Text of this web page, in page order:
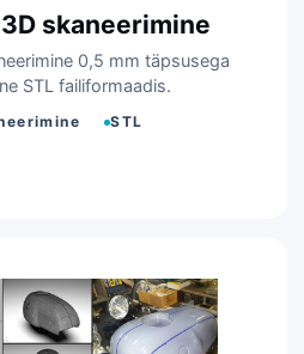
skaneerimine
0,5 mm täpsusega
STL failiformaadis.
STL